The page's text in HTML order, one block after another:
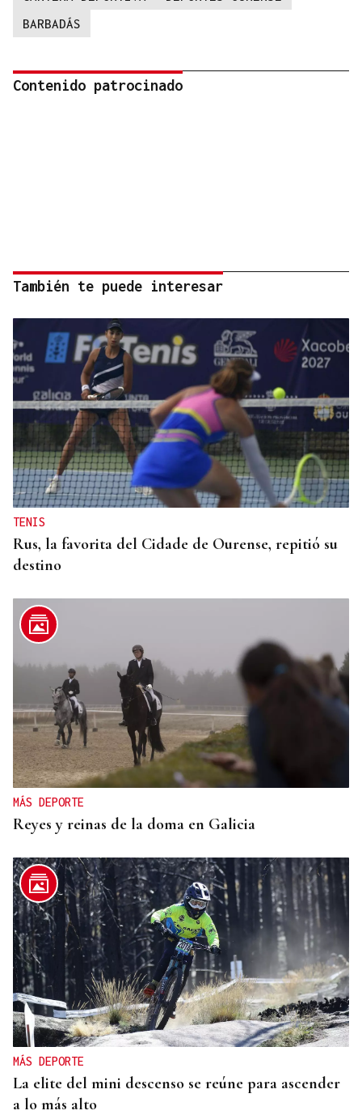
BARBADÁS
Contenido patrocinado
También te puede interesar
TENIS
Rus, la favorita del Cidade de Ourense, repitió su
destino
MÁS DEPORTE
Reyes y reinas de la doma en Galicia
MÁS DEPORTE
La elite del mini descenso se reúne para ascender
a lo más alto